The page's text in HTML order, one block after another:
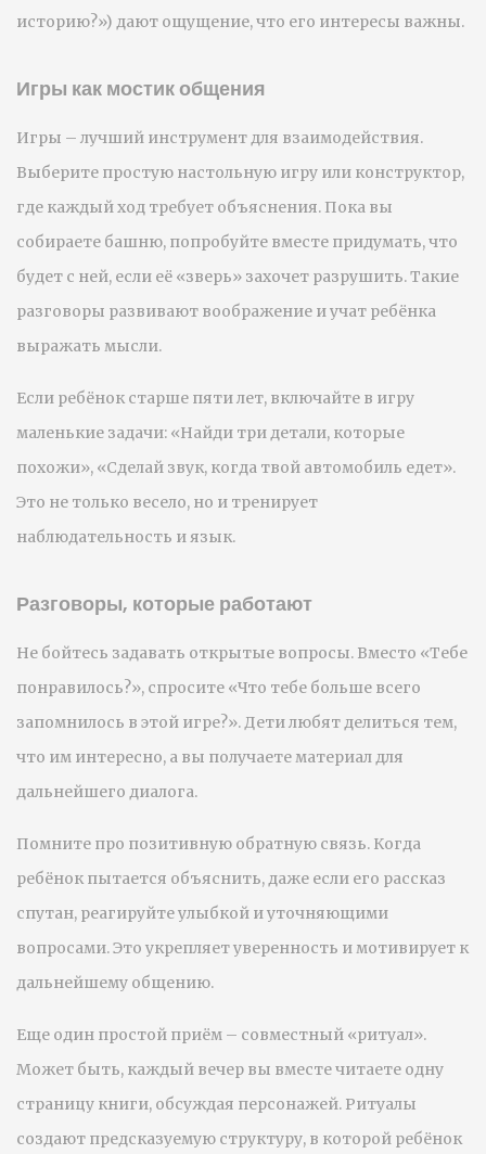
историю?») дают ощущение, что его интересы важны.
Игры как мостик общения
Игры – лучший инструмент для взаимодействия.
Выберите простую настольную игру или конструктор,
где каждый ход требует объяснения. Пока вы
собираете башню, попробуйте вместе придумать, что
будет с ней, если её «зверь» захочет разрушить. Такие
разговоры развивают воображение и учат ребёнка
выражать мысли.
Если ребёнок старше пяти лет, включайте в игру
маленькие задачи: «Найди три детали, которые
похожи», «Сделай звук, когда твой автомобиль едет».
Это не только весело, но и тренирует
наблюдательность и язык.
Разговоры, которые работают
Не бойтесь задавать открытые вопросы. Вместо «Тебе
понравилось?», спросите «Что тебе больше всего
запомнилось в этой игре?». Дети любят делиться тем,
что им интересно, а вы получаете материал для
дальнейшего диалога.
Помните про позитивную обратную связь. Когда
ребёнок пытается объяснить, даже если его рассказ
спутан, реагируйте улыбкой и уточняющими
вопросами. Это укрепляет уверенность и мотивирует к
дальнейшему общению.
Еще один простой приём – совместный «ритуал».
Может быть, каждый вечер вы вместе читаете одну
страницу книги, обсуждая персонажей. Ритуалы
создают предсказуемую структуру, в которой ребёнок